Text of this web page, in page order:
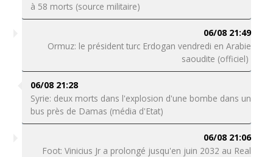
à 58 morts (source militaire)
06/08 21:49
Ormuz: le président turc Erdogan vendredi en Arabie
saoudite (officiel)
06/08 21:28
Syrie: deux morts dans l'explosion d'une bombe dans un
bus près de Damas (média d'Etat)
06/08 21:06
Foot: Vinicius Jr a prolongé jusqu'en juin 2032 au Real